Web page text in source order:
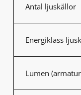
Antal ljuskällor
Energiklass
Lumen